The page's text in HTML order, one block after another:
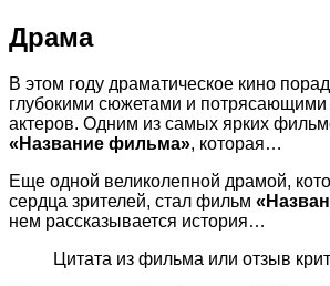
Драма
В этом году драматическое кино
глубокими сюжетами и
актеров. Одним из самых ярких
«Название фильма», которая…
Еще одной великолепной драмой,
сердца зрителей, стал фильм
нем рассказывается история…
Цитата из фильма или отзыв